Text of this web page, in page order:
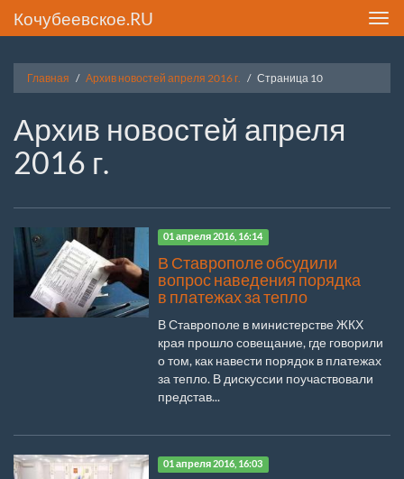
Кочубеевское.RU
Главная Архив новостей апреля 2016 г. Страница 10
Архив новостей апреля
2016 г.
01 апреля 2016, 16:14
В Ставрополе обсудили
вопрос наведения порядка
в платежах за тепло
В Ставрополе в министерстве ЖКХ
края прошло совещание, где говорили
о том, как навести порядок в платежах
за тепло. В дискуссии поучаствовали
представ...
01 апреля 2016, 16:03